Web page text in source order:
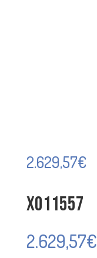
2.629,57€
X011557
2.629,57€